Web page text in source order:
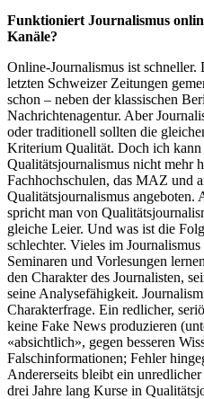
Funktioniert Journalismus
Kanäle?
Online-Journalismus ist schneller.
letzten Schweizer Zeitungen
schon – neben der klassischen
Nachrichtenagentur. Aber
oder traditionell sollten die
Kriterium Qualität. Doch ich kann
Qualitätsjournalismus nicht mehr
Fachhochschulen, das MAZ und
Qualitätsjournalismus angeboten.
spricht man von
gleiche Leier. Und was ist die
schlechter. Vieles im
Seminaren und Vorlesungen
den Charakter des Journalisten,
seine Analysefähigkeit.
Charakterfrage. Ein redlicher,
keine Fake News produzieren
«absichtlich», gegen besseren
Falschinformationen; Fehler
Andererseits bleibt ein
drei Jahre lang Kurse in